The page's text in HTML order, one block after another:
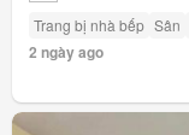
Trang bị nhà bếp Sân
2 ngày ago